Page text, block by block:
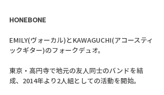
HONEBONE
EMILY(ヴォーカル)とKAWAGUCHI(アコースティ
ックギター)のフォークデュオ。
東京・高円寺で地元の友人同士のバンドを結
成、2014年より2人組としての活動を開始。